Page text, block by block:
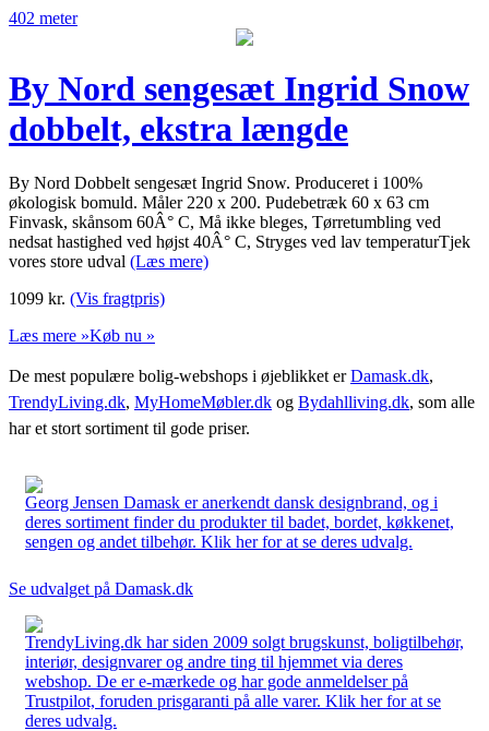
402 meter
By Nord sengesæt Ingrid Snow
dobbelt, ekstra længde
By Nord Dobbelt sengesæt Ingrid Snow. Produceret i 100%
økologisk bomuld. Måler 220 x 200. Pudebetræk 60 x 63 cm
Finvask, skånsom 60Â° C, Må ikke bleges, Tørretumbling ved
nedsat hastighed ved højst 40Â° C, Stryges ved lav temperaturTjek
vores store udval (Læs mere)
1099 kr. (Vis fragtpris)
Læs mere »Køb nu »
De mest populære bolig-webshops i øjeblikket erDamask.dk,
TrendyLiving.dk, MyHomeMøbler.dk og Bydahlliving.dk, som alle
har et stort sortiment til gode priser.
Georg Jensen Damask er anerkendt dansk designbrand, og i
deres sortiment finder du produkter til badet, bordet, køkkenet,
sengen og andet tilbehør. Klik her for at se deres udvalg.
Se udvalget på Damask.dk
TrendyLiving.dk har siden 2009 solgt brugskunst, boligtilbehør,
interiør, designvarer og andre ting til hjemmet via deres
webshop. De er e-mærkede og har gode anmeldelser på
Trustpilot, foruden prisgaranti på alle varer. Klik her for at se
deres udvalg.